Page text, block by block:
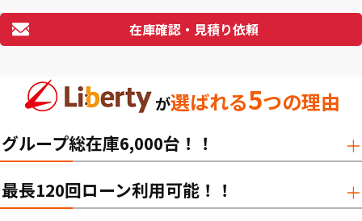
在庫確認・見積り依頼
が選ばれる5つの理由
グループ総在庫6,000台！！
最長120回ローン利用可能！！